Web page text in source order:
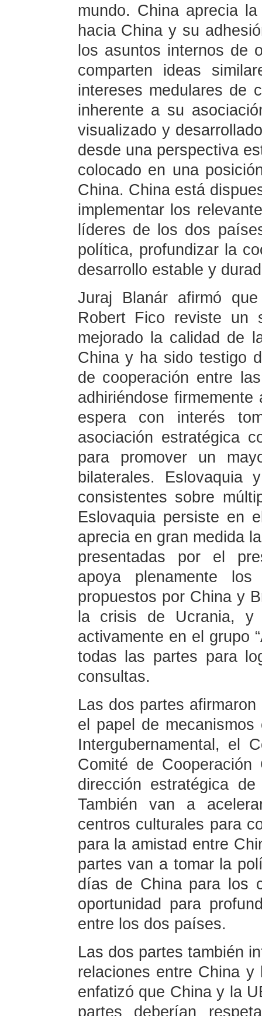
mundo. China aprecia
hacia China y su
los asuntos internos de
comparten ideas
intereses medulares de
inherente a su
visualizado y
desde una perspectiva
colocado en una
China. China está
implementar los
líderes de los dos
política, profundizar la
desarrollo estable y
Juraj Blanár afirmó
Robert Fico reviste un
mejorado la calidad de
China y ha sido testigo
de cooperación entre
adhiriéndose
espera con interés
asociación estratégica
para promover un
bilaterales.
consistentes sobre
Eslovaquia persiste en
aprecia en gran medida
presentadas por el
apoya plenamente los
propuestos por China y
la crisis de Ucrania, y
activamente en el grupo
todas las partes para
consultas.
Las dos partes
el papel de
Intergubernamental, el
Comité de
dirección estratégica
También van a
centros culturales para
para la amistad entre
partes van a tomar la
días de China para los
oportunidad para
entre los dos países.
Las dos partes también
relaciones entre China
enfatizó que China y la
partes deberían